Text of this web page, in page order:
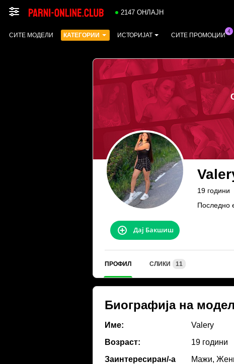
2147 ОНЛАЈН
СИТЕ МОДЕЛИ КАТЕГОРИИ ИСТОРИЈАТ СИТЕ ПРОМОЦИИ
19 години
Последно
Дај Бакшиш
ПРОФИЛ СЛИКИ 11
Биографија на
Име:
Valery
Возраст:
19 години
Заинтересиран/-а
Мажи,